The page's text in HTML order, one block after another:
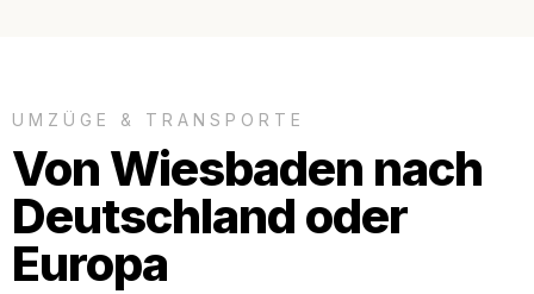
UMZÜGE & TRANSPORTE
Von Wiesbaden nach
Deutschland oder
Europa